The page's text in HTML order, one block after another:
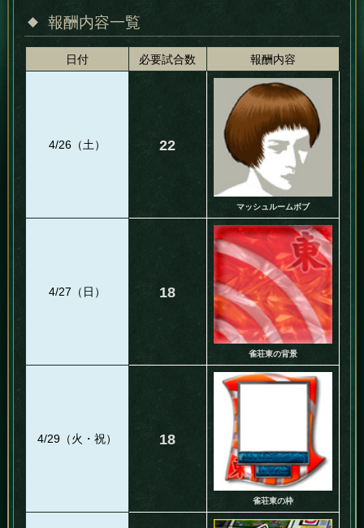
報酬内容一覧
日付 必要試合数 報酬内容
4/26（土） 22
マッシュルームボブ
4/27（日） 18
雀荘東の背景
4/29（火・祝） 18
雀荘東の枠